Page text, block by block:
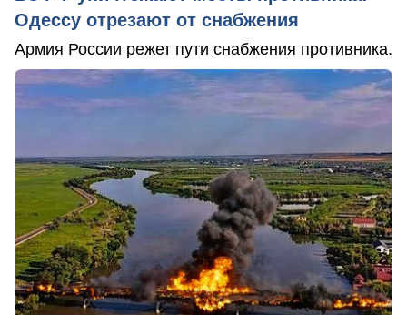
Одессу отрезают от снабжения
Армия России режет пути снабжения противника.